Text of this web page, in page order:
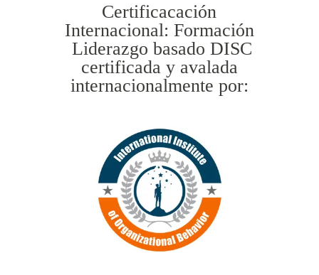
Certificacación
Internacional: Formación
Liderazgo basado DISC
certificada y avalada
internacionalmente por: